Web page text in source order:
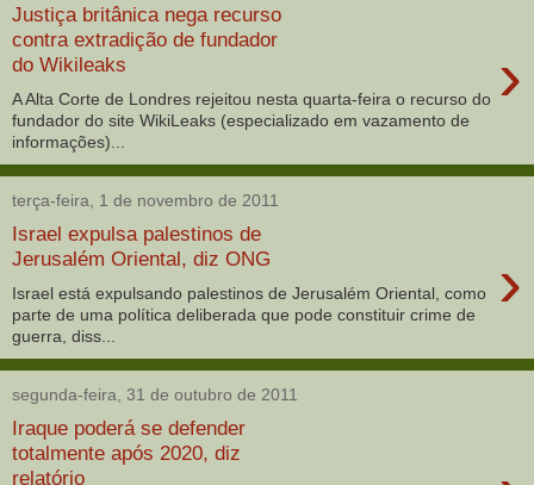
Justiça britânica nega recurso
contra extradição de fundador
do Wikileaks
›
A Alta Corte de Londres rejeitou nesta quarta-feira o recurso do
fundador do site WikiLeaks (especializado em vazamento de
informações)...
terça-feira, 1 de novembro de 2011
Israel expulsa palestinos de
Jerusalém Oriental, diz ONG
›
Israel está expulsando palestinos de Jerusalém Oriental, como
parte de uma política deliberada que pode constituir crime de
guerra, diss...
segunda-feira, 31 de outubro de 2011
Iraque poderá se defender
totalmente após 2020, diz
relatório